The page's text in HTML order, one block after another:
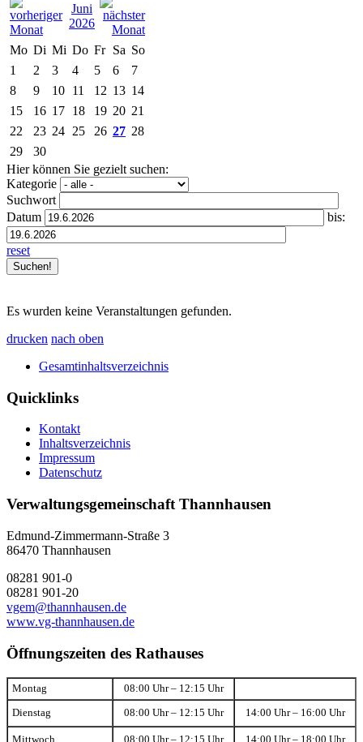
Juni
2026
Mo Di Mi Do Fr Sa So
1
2 3 4 5 6
7
8
9 10 11 12 13 14
15
16 17 18 19 20 21
22
23 24 25 26 27 28
29
30
Hier können Sie gezielt suchen:
Kategorie
Suchwort
Datum
bis:
reset
Es wurden keine Veranstaltungen gefunden.
drucken nach oben
Gesamtinhaltsverzeichnis
Quicklinks
Kontakt
Inhaltsverzeichnis
Impressum
Datenschutz
Verwaltungsgemeinschaft Thannhausen
Edmund-Zimmermann-Straße 3
86470 Thannhausen
08281 901-0
08281 901-20
vgem@thannhausen.de
www.vg-thannhausen.de
Öffnungszeiten des Rathauses
Montag 08:00 Uhr – 12:15 Uhr
Dienstag 08:00 Uhr – 12:15 Uhr 14:00 Uhr – 16:00 Uhr